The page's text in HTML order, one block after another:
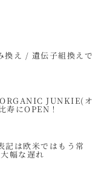
え / 遺伝子組換えで
ORGANIC JUNKIE(オ
寿にOPEN！
記は欧米ではもう常
幅な遅れ